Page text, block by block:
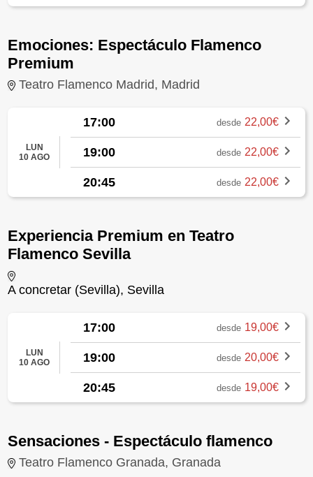
Emociones: Espectáculo Flamenco
Premium
Teatro Flamenco Madrid, Madrid
LUN
10 AGO
17:00 desde 22,00€
19:00 desde 22,00€
20:45 desde 22,00€
Experiencia Premium en Teatro
Flamenco Sevilla
A concretar (Sevilla), Sevilla
LUN
10 AGO
17:00 desde 19,00€
19:00 desde 20,00€
20:45 desde 19,00€
Sensaciones - Espectáculo flamenco
Teatro Flamenco Granada, Granada